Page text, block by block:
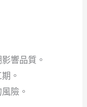
響品質。
。
險。